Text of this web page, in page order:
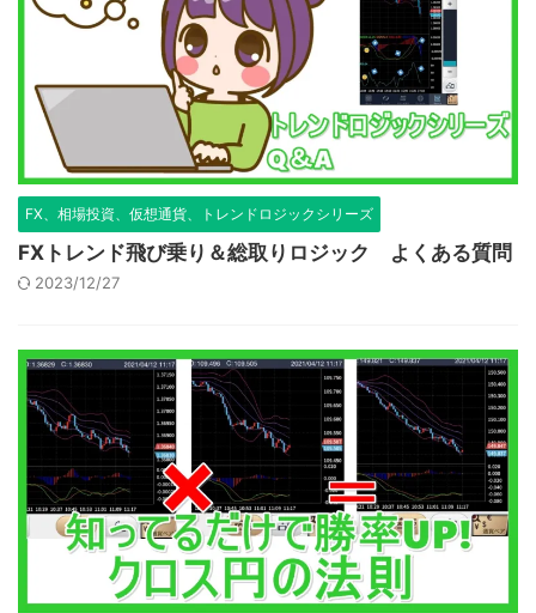
FX、相場投資、仮想通貨、トレンドロジックシリーズ
FXトレンド飛び乗り＆総取りロジック よくある質問
2023/12/27